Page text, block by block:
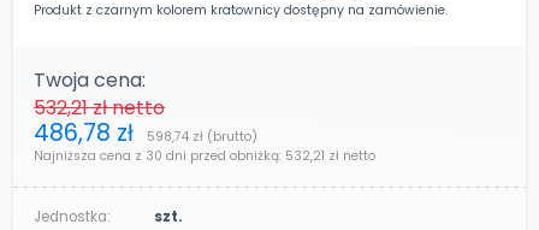
Produkt z czarnym kolorem kratownicy dostępny na zamówienie.
Twoja cena:
532,21 złnetto
486,78 zł 598,74 zł (brutto)
Najniższa cena z 30 dni przed obniżką: 532,21 zł netto
Jednostka: szt.